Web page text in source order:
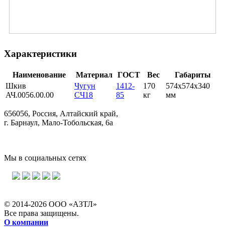
Характеристики
Наименование Материал ГОСТ Вес
Габариты
Шкив
АЧ.0056.00.00
Чугун
СЧ18
1412-
85
170
кг
574х574х340
мм
656056, Россия, Алтайский край,
г. Барнаул, Мало-Тобольская, 6а
Мы в социальных сетях
© 2014-2026 ООО «АЗТЛ»
Все права защищены.
О компании